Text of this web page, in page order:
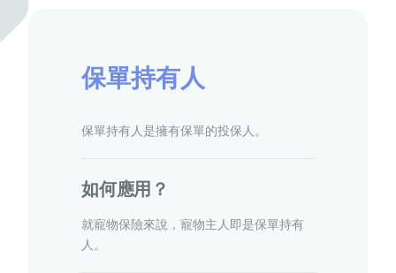
危疾保
寵物保險
保單持有人
保單持有人是擁有保單的投保人。
如何應用？
就寵物保險來說，寵物主人即是保單持有
人。